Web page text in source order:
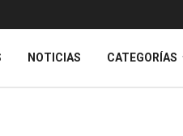
NOTICIAS CATEGORÍAS